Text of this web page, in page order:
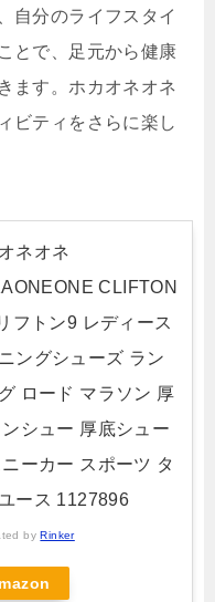
自分のライフスタイ
とで、足元から健康
ます。ホカオネオネ
ビティをさらに楽し
ネオネ
CLIFTON
フトン9 レディース
ングシューズ ラン
ロード マラソン 厚
シュー 厚底シュー
ニーカー スポーツ タ
ース 1127896
by Rinker